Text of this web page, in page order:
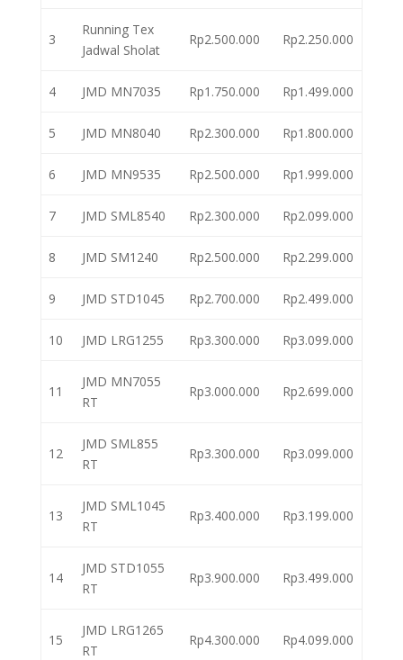
3
Running Tex
Jadwal Sholat
Rp2.500.000 Rp2.250.000
4 JMD MN7035 Rp1.750.000 Rp1.499.000
5 JMD MN8040 Rp2.300.000 Rp1.800.000
6 JMD MN9535 Rp2.500.000 Rp1.999.000
7 JMD SML8540 Rp2.300.000 Rp2.099.000
8 JMD SM1240 Rp2.500.000 Rp2.299.000
9 JMD STD1045 Rp2.700.000 Rp2.499.000
10 JMD LRG1255 Rp3.300.000 Rp3.099.000
11
JMD MN7055
RT
Rp3.000.000 Rp2.699.000
12
JMD SML855
RT
Rp3.300.000 Rp3.099.000
13
JMD SML1045
RT
Rp3.400.000 Rp3.199.000
14
JMD STD1055
RT
Rp3.900.000 Rp3.499.000
15
JMD LRG1265
RT
Rp4.300.000 Rp4.099.000